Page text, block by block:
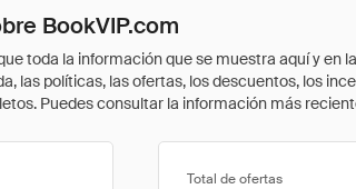
BookVIP.com
toda la información que se muestra aquí y
las políticas, las ofertas, los descuentos, los
Puedes consultar la información más
Total de ofertas